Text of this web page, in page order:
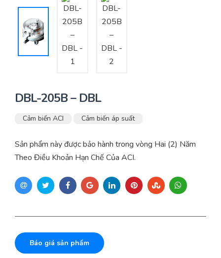
DBL-205B – DBL
Cảm biến ACI Cảm biến áp suất
Sản phẩm này được bảo hành trong vòng Hai (2) Năm
Theo Điều Khoản Hạn Chế Của ACI.
Báo giá sản phẩm